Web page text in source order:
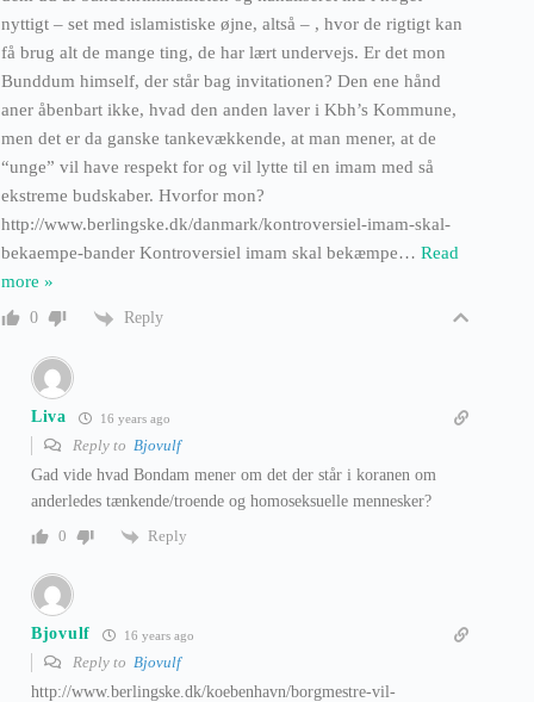
nyttigt – set med islamistiske øjne, altså – , hvor de rigtigt kan
få brug alt de mange ting, de har lært undervejs. Er det mon
Bunddum himself, der står bag invitationen? Den ene hånd
aner åbenbart ikke, hvad den anden laver i Kbh’s Kommune,
men det er da ganske tankevækkende, at man mener, at de
“unge” vil have respekt for og vil lytte til en imam med så
ekstreme budskaber. Hvorfor mon?
http://www.berlingske.dk/danmark/kontroversiel-imam-skal-
bekaempe-bander Kontroversiel imam skal bekæmpe… Read
more »
0 Reply
Liva 16 years ago
Reply to Bjovulf
Gad vide hvad Bondam mener om det der står i koranen om
anderledes tænkende/troende og homoseksuelle mennesker?
0
Reply
Bjovulf 16 years ago
Reply to Bjovulf
http://www.berlingske.dk/koebenhavn/borgmestre-vil-